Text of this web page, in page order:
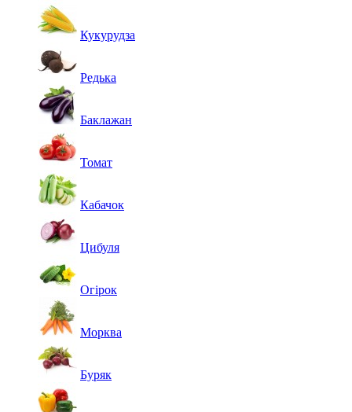
Кукурудза
Редька
Баклажан
Томат
Кабачок
Цибуля
Огірок
Морква
Буряк